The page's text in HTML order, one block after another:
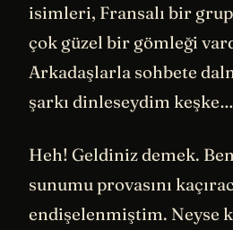
isimleri, Fransalı bir
çok güzel bir gömleği
Arkadaşlarla sohbete
şarkı dinleseydim keşke…
Heh! Geldiniz demek.
sunumu provasını
endişelenmiştim. Neyse